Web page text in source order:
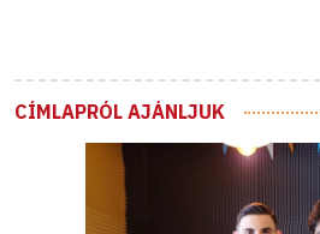
CÍMLAPRÓL AJÁNLJUK